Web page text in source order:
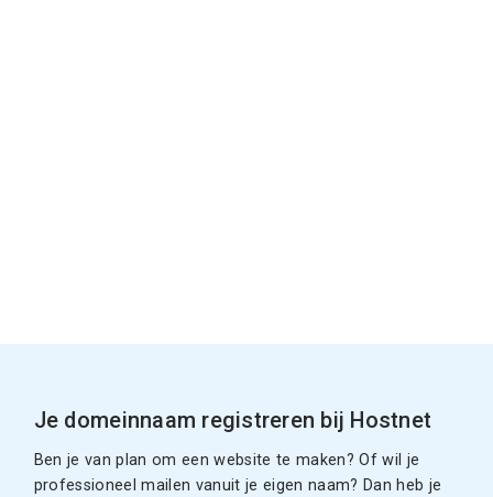
Je domeinnaam registreren bij Hostnet
Ben je van plan om een website te maken? Of wil je
professioneel mailen vanuit je eigen naam? Dan heb je